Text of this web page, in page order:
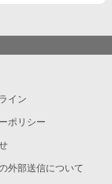
イン
ポリシー
外部送信について